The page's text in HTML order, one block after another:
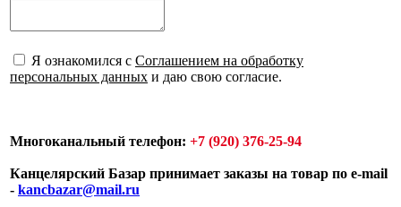
Я ознакомился с Соглашением на обработку
персональных данных и даю свою согласие.
Многоканальный телефон: +7 (920) 376-25-94
Канцелярский Базар принимает заказы на товар по e-mail
- kancbazar@mail.ru